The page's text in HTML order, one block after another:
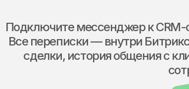
Подключите мессенджер к CRM-
Все переписки — внутри
сделки, история общения с